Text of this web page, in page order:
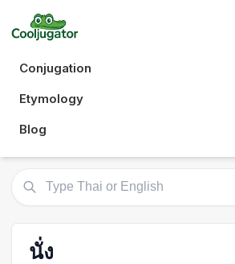
Conjugation
Etymology
Blog
นั่ง